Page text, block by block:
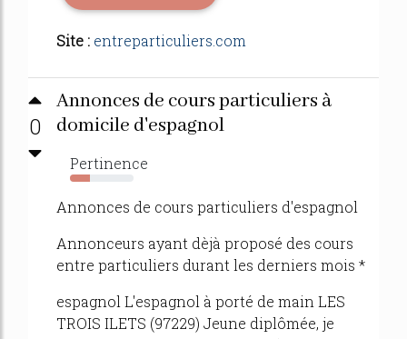
Site : entreparticuliers.com
0
Annonces de cours particuliers à
domicile d'espagnol
Pertinence
31%
Annonces de cours particuliers d'espagnol
Annonceurs ayant dèjà proposé des cours
entre particuliers durant les derniers mois *
espagnol L'espagnol à porté de main LES
TROIS ILETS (97229) Jeune diplômée, je